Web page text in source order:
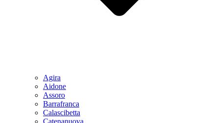
Agira
Aidone
Assoro
Barrafranca
Calascibetta
Catenanuova